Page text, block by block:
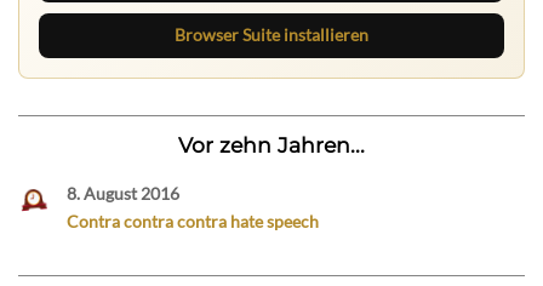
Browser Suite installieren
Vor zehn Jahren...
8. August 2016
Contra contra contra hate speech